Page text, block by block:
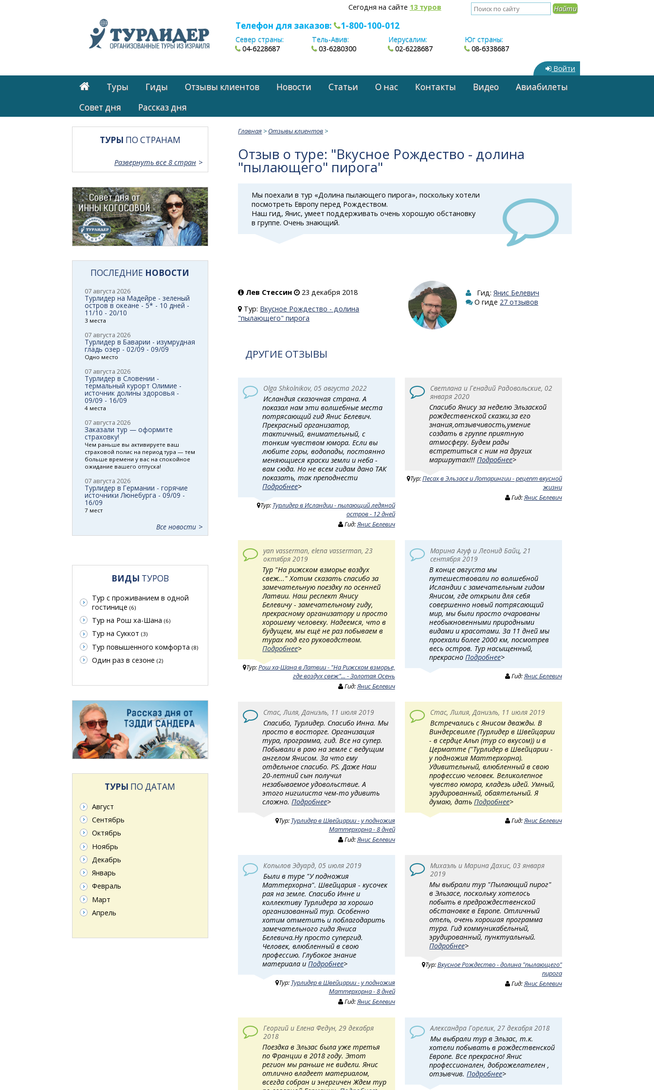
Сегодня на сайте 13 туров
Телефон для заказов: 1-800-100-012
Север страны:
04-6228687
Тель-Авив:
03-6280300
Иерусалим:
02-6228687
Юг страны:
08-6338687
Войти
Туры Гиды Отзывы клиентов Новости Статьи О нас Контакты Видео
Авиабилеты
Cовет дня
Рассказ дня
Главная > Отзывы клиентов >
Отзыв о туре: "Вкусное Рождество - долина
"пылающего" пирога"
Мы поехали в тур «Долина пылающего пирога», поскольку хотели
посмотреть Европу перед Рождеством.
Наш гид, Янис, умеет поддерживать очень хорошую обстановку
в группе. Очень знающий.
Лев Стессин
23 декабря 2018
Тур: Вкусное Рождество - долина
"пылающего" пирога
Гид:Янис Белевич
О гиде 27 отзывов
ДРУГИЕ ОТЗЫВЫ
Olga Shkolnikov, 05 августа 2022
Исландия сказочная страна. А
показал нам эти волшебные места
потрясающий гид Янис Белевич.
Прекрасный организатор,
тактичный, внимательный, с
тонким чувством юмора. Если вы
любите горы, водопады, постоянно
меняющиеся краски земли и неба -
вам сюда. Но не всем гидам дано ТАК
показать, так преподнести
Подробнее>
Тур: Турлидер в Исландии - пылающий ледяной
остров - 12 дней
Гид:Янис Белевич
Светлана и Генадий Радовольские, 02
января 2020
Спасибо Янису за неделю Эльзаской
рождественской сказки,за его
знания,отзывчивость,умение
создать в группе приятную
атмосферу. Будем рады
встретиться с ним на других
маршрутах!!!Подробнее>
Тур:Песах в Эльзасе и Лотарингии - рецепт вкусной
жизни
Гид:Янис Белевич
yan vasserman, elena vasserman, 23
октября 2019
Тур "На рижском взморье воздух
свеж..." Хотим сказать спасибо за
замечательную поездку по осенней
Латвии. Наш респект Янису
Белевичу - замечательному гиду,
прекрасному организатору и просто
хорошему человеку. Надеемся, что в
будущем, мы ещё не раз побываем в
турах под его руководством.
Подробнее>
Тур:Рош ха-Шана в Латвии - "На Рижском взморье,
где воздух свеж"... - Золотая Осень
Гид:Янис Белевич
Марина Агуф и Леонид Байц, 21
сентября 2019
В конце августа мы
путешествовали по волшебной
Исландии с замечательным гидом
Янисом, где открыли для себя
совершенно новый потрясающий
мир, мы были просто очарованы
необыкновенными природными
видами и красотами. За 11 дней мы
проехали более 2000 км, посмотрев
весь остров. Тур насыщенный,
прекрасно Подробнее>
Гид:Янис Белевич
Стас, Лиля, Даниэль, 11 июля 2019
Спасибо, Турлидер. Спасибо Инна. Мы
просто в восторге. Организация
тура, программа, гид. Все на супер.
Побывали в раю на земле с ведущим
ангелом Янисом. За что ему
отдельное спасибо. PS. Даже Наш
20-летний сын получил
незабываемое удовольствие. А
этого нигилиста чем-то удивить
сложно.Подробнее>
Тур: Турлидер в Швейцарии - у подножия
Маттерхорна - 8 дней
Гид:Янис Белевич
Стас, Лилия, Даниэль, 11 июля 2019
Встречались с Янисом дважды. В
Виндерсвилле (Турлидер в Швейцарии
- в сердце Альп (тур со вкусом)) и в
Церматте ("Турлидер в Швейцарии -
у подножия Маттерхорна).
Удивительный, влюбленный в свою
профессию человек. Великолепное
чувство юмора, кладезь идей. Умный,
эрудированный, обаятельный. Я
думаю, датьПодробнее>
Гид:Янис Белевич
Копылов Эдуард, 05 июля 2019
Были в туре "У подножия
Маттерхорна". Швейцария - кусочек
рая на земле. Спасибо Инне и
коллективу Турлидера за хорошо
организованный тур. Особенно
хотим отметить и поблагодарить
замечательного гида Яниса
Белевича.Ну просто супергид.
Человек, влюбленный в свою
профессию. Глубокое знание
материала иПодробнее>
Тур: Турлидер в Швейцарии - у подножия
Маттерхорна - 8 дней
Гид:Янис Белевич
Михаэль и Марина Дахис, 03 января
2019
Мы выбрали тур "Пылающий пирог"
в Эльзасе, поскольку хотелось
побыть в предрождественской
обстановке в Европе. Отличный
отель, очень хорошая программа
тура. Гид коммуникабельный,
эрудированный, пунктуальный.
Подробнее>
Тур:Вкусное Рождество - долина "пылающего"
пирога
Гид:Янис Белевич
Георгий и Елена Федун, 29 декабря
2018
Поездка в Эльзас была уже третья
по Франции в 2018 году. Этот
регион мы раньше не видели. Янис
отлично владеет материалом,
всегда собран и энергичен Ждем тур
Александра Горелик, 27 декабря 2018
Мы выбрали тур в Эльзас, т.к.
хотели побывать в рождественской
Европе. Все прекрасно! Янис
профессионален, доброжелателен ,
отзывчив. Подробнее>
ТУРЫ ПО СТРАНАМ
Развернуть все 8 стран
ПОСЛЕДНИЕ НОВОСТИ
07 августа 2026
Турлидер на Мадейре - зеленый
остров в океане - 5* - 10 дней -
11/10 - 20/10
3 места
07 августа 2026
Турлидер в Баварии - изумрудная
гладь озер - 02/09 - 09/09
Одно место
07 августа 2026
Турлидер в Словении -
термальный курорт Олимие -
источник долины здоровья -
09/09 - 16/09
4 места
07 августа 2026
Заказали тур — оформите
страховку!
Чем раньше вы активируете ваш
страховой полис на период тура — тем
больше времени у вас на спокойное
ожидание вашего отпуска!
07 августа 2026
Турлидер в Германии - горячие
источники Люнебурга - 09/09 -
16/09
7 мест
Все новости
ВИДЫ ТУРОВ
Тур с проживанием в одной
гостинице (6)
Тур на Рош ха-Шана (6)
Тур на Суккот (3)
Тур повышенного комфорта (8)
Один раз в сезоне (2)
ТУРЫ ПО ДАТАМ
Август
Сентябрь
Октябрь
Ноябрь
Декабрь
Январь
Февраль
Март
Апрель